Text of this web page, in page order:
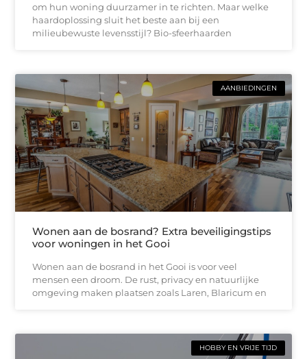
om hun woning duurzamer in te richten. Maar welke
haardoplossing sluit het beste aan bij een
milieubewuste levensstijl? Bio-sfeerhaarden
AANBIEDINGEN
Wonen aan de bosrand? Extra beveiligingstips
voor woningen in het Gooi
Wonen aan de bosrand in het Gooi is voor veel
mensen een droom. De rust, privacy en natuurlijke
omgeving maken plaatsen zoals Laren, Blaricum en
HOBBY EN VRIJE TIJD